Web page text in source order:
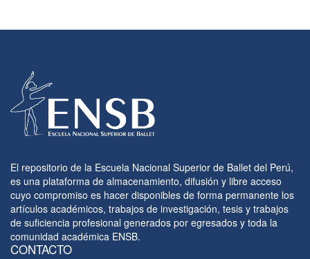
El repositorio de la Escuela Nacional Superior de Ballet del Perú,
es una plataforma de almacenamiento, difusión y libre acceso
cuyo compromiso es hacer disponibles de forma permanente los
artículos académicos, trabajos de investigación, tesis y trabajos
de suficiencia profesional generados por egresados y toda la
comunidad académica ENSB.
CONTACTO